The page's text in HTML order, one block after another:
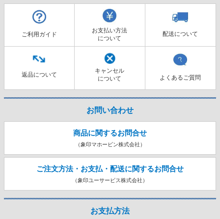
ご利用ガイド
お支払い方法
について
配送について
返品について
キャンセル
について
よくあるご質問
お問い合わせ
商品に関するお問合せ
（象印マホービン株式会社）
ご注文方法・お支払・配送に関するお問合せ
（象印ユーサービス株式会社）
お支払方法